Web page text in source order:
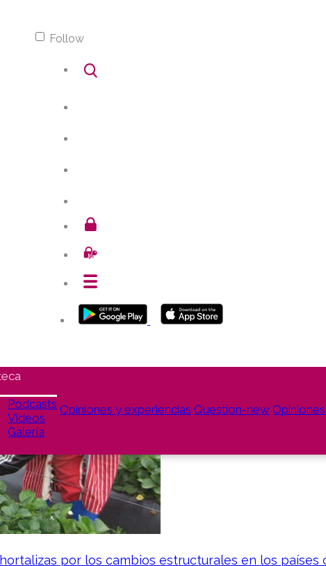
Follow
Podcasts
Videos
Galería
Opiniones y experiencias Question-new
por los cambios estructurales en los países